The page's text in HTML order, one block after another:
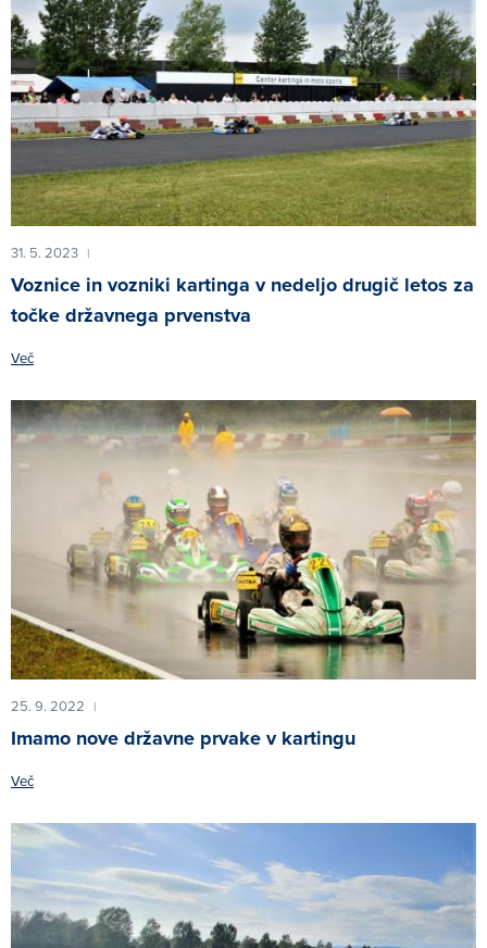
31. 5. 2023 |
Voznice in vozniki kartinga v nedeljo drugič letos za
točke državnega prvenstva
Več
25. 9. 2022 |
Imamo nove državne prvake v kartingu
Več